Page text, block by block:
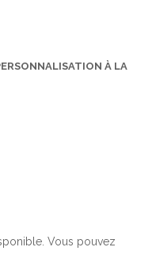
À LA
Vous pouvez